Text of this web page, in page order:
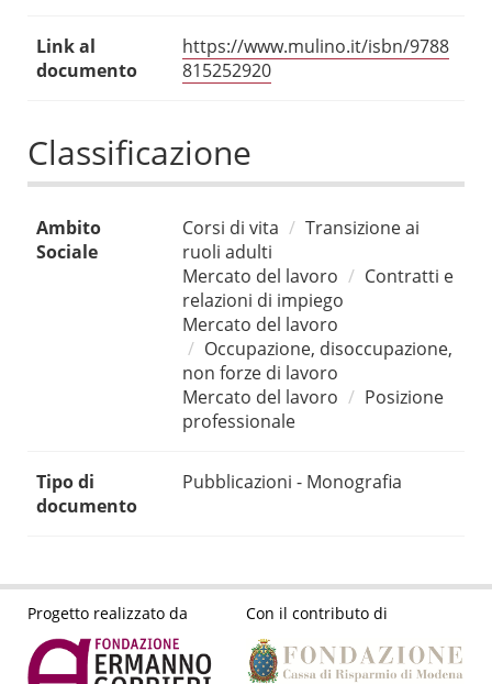
Link al
documento
https://www.mulino.it/isbn/9788
815252920
Classificazione
Ambito
Sociale
Corsi di vita
Transizione ai
ruoli adulti
Mercato del lavoro
Contratti e
relazioni di impiego
Mercato del lavoro
Occupazione, disoccupazione,
non forze di lavoro
Mercato del lavoro
Posizione
professionale
Tipo di
documento
Pubblicazioni - Monografia
Progetto realizzato da Con il contributo di